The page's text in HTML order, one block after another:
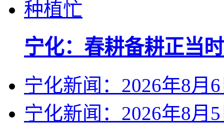
宁化：春耕备耕正当
宁化新闻：2026年8月
宁化新闻：2026年8月